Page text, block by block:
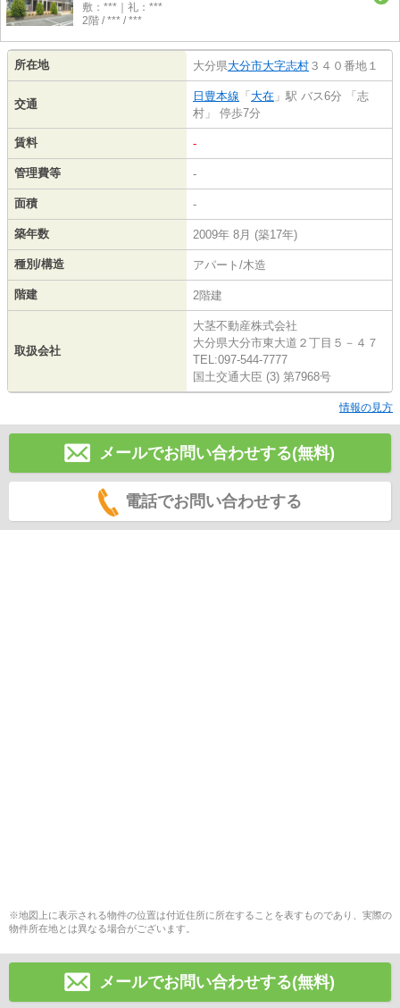
敷：***｜礼：***
2階 / *** / ***
所在地 大分県大分市大字志村 ３４０番地１
交通
日豊本線 「 大在 」駅 バス6分 「志
村」 停歩7分
賃料 -
管理費等 -
面積 -
築年数 2009年 8月 (築17年)
種別/構造 アパート/木造
階建 2階建
取扱会社
大茎不動産株式会社
大分県大分市東大道２丁目５－４７
TEL:097-544-7777
国土交通大臣 (3) 第7968号
情報の見方
メールでお問い合わせする(無料)
電話でお問い合わせする
※地図上に表示される物件の位置は付近住所に所在することを表すものであり、実際の
物件所在地とは異なる場合がございます。
メールでお問い合わせする(無料)